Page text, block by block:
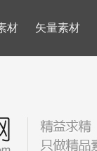
材 矢量素材